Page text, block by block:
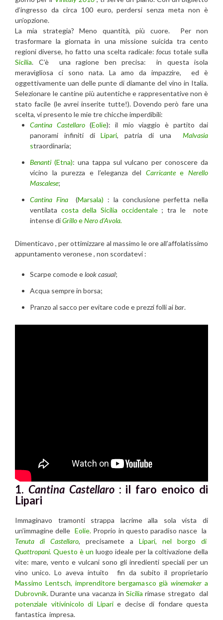
d’ingresso da circa 100 euro, perdersi senza meta non è
un’opzione.
La mia strategia? Meno quantità, più cuore. Per non
trasformare la giornata in una missione suicida tra cento
regioni diverse, ho fatto una scelta radicale:focus totale sulla
Sicilia. C’è una ragione ben precisa: in questa isola
meravigliosa ci sono nata. La amo da impazzire, ed è
oggettivamente uan delle punte di diamante del vino in Italia.
Selezionare le cantine più autentiche e rappresentative non è
stato facile (le avrei inserite tutte!). Dovendo però fare una
scelta, vi presento le mie tre chicche imperdibili:
Cantina Castellaro (Eolie): il mio viaggio è partito dai
panorami infiniti diLipari, patria di una Malvasia
straordinaria;
Benanti (Etna): una tappa sul vulcano per conoscere da
vicino la purezza e l’eleganza del Carricantee Nerello
Mascalese;
Cantina Fina(Marsala) : la conclusione perfetta nella
ventilata costa della Sicilia occidentale; tra le note
intense diGrilloeNero d’Avola.
Dimenticavo , per ottimizzare al massimo le ore all’affolatissimo
appuntamento veronese , non scordatevi :
Scarpe comode elook casual;
Acqua sempre in borsa;
Pranzo al sacco per evitare code e prezzi folli aibar.
1. Cantina Castellaro: il faro enoico di
Lipari
Immaginavo tramonti strappa lacrime alla sola vista di
un’immagine delle Eolie.Proprio in questo paradiso nasce la
Tenuta di Castellaro, precisamete a Lipari, nel borgo di
Quattropani. Questo è un luogo ideale per la coltivazione della
vite: mare, vento e vulcani sono gli inredienti speciali per un
vino unico. Lo aveva intuito fin da subito il proprietario
Massimo Lentsch, imprenditore bergamasco giàwinemakera
Dubrovnik. Durante una vacanza inSicilia rimase stregato dal
potenziale vitivinicolo di Liparie decise di fondare questa
fantastica impresa.